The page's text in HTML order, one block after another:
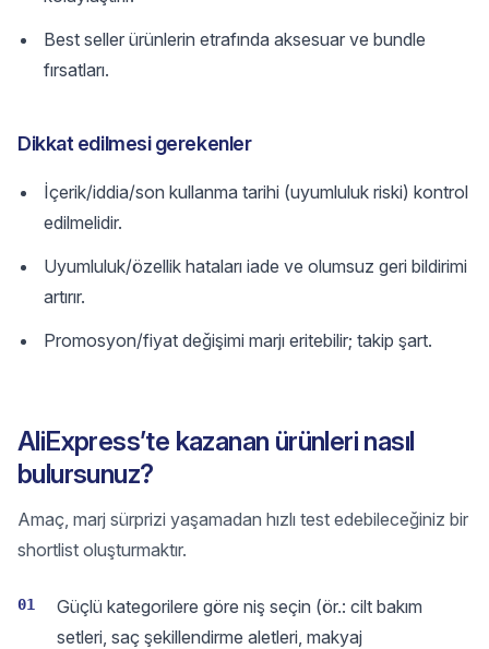
Best seller ürünlerin etrafında aksesuar ve bundle
fırsatları.
Dikkat edilmesi gerekenler
İçerik/iddia/son kullanma tarihi (uyumluluk riski) kontrol
edilmelidir.
Uyumluluk/özellik hataları iade ve olumsuz geri bildirimi
artırır.
Promosyon/fiyat değişimi marjı eritebilir; takip şart.
AliExpress’te kazanan ürünleri nasıl
bulursunuz?
Amaç, marj sürprizi yaşamadan hızlı test edebileceğiniz bir
shortlist oluşturmaktır.
01
Güçlü kategorilere göre niş seçin (ör.: cilt bakım
setleri, saç şekillendirme aletleri, makyaj